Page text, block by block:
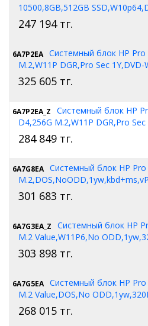
10500,8GB,512GB
247 194тг.
6A7P2EA Системный блок HP Pro
M.2,W11P DGR,Pro Sec
325 605 тг.
6A7P2EA_Z
Системный блок HP
D4,256G M.2,W11P DGR,Pro
284 849 тг.
6A7G8EA Системный блок HP Pro
301 683 тг.
6A7G3EA_Z
Системный блок HP
M.2 Value,W11P6,No
303 898 тг.
6A7G5EA Системный блок HP Pro
M.2 Value,DOS,No
268 015 тг.